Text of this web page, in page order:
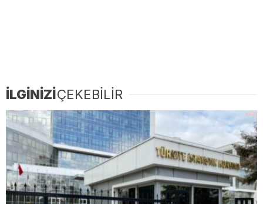
İLGİNİZİÇEKEBİLİR